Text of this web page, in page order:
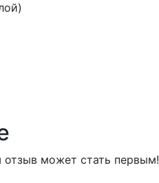
отзыв может стать первым!